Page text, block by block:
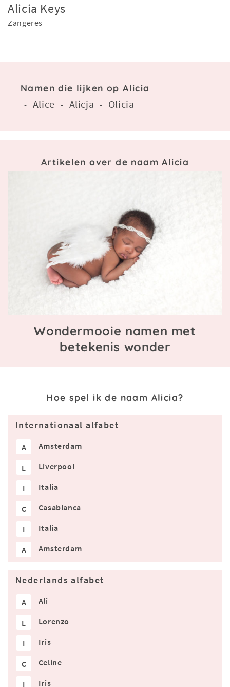
Alicia Keys
Zangeres
Namen die lijken op Alicia
- Alice - Alicja - Olicia
Artikelen over de naam Alicia
Wondermooie namen met
betekenis wonder
Hoe spel ik de naam Alicia?
Internationaal alfabet
A Amsterdam
L Liverpool
I Italia
C Casablanca
I Italia
A Amsterdam
Nederlands alfabet
A Ali
L Lorenzo
I Iris
C Celine
I Iris